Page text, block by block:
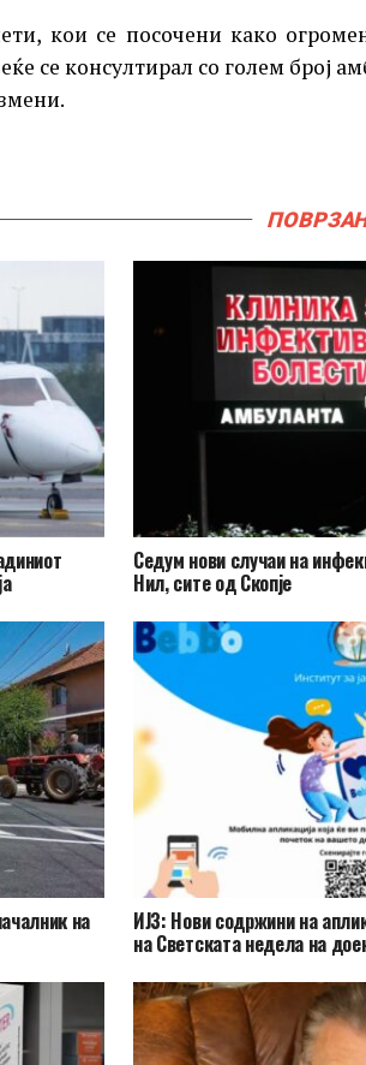
кои се посочени како
се консултирал со голем број
Седум нови случаи на
Нил, сите од Скопје
на ИЈЗ: Нови содржини на
на Светската недела на